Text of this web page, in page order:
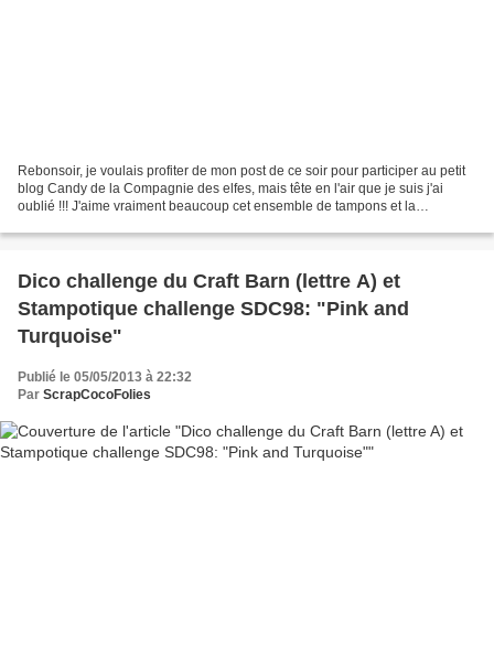
Rebonsoir, je voulais profiter de mon post de ce soir pour participer au petit
blog Candy de la Compagnie des elfes, mais tête en l'air que je suis j'ai
oublié !!! J'aime vraiment beaucoup cet ensemble de tampons et la
Dico challenge du Craft Barn (lettre A) et
Stampotique challenge SDC98: "Pink and
Turquoise"
Publié le 05/05/2013 à 22:32
Par ScrapCocoFolies